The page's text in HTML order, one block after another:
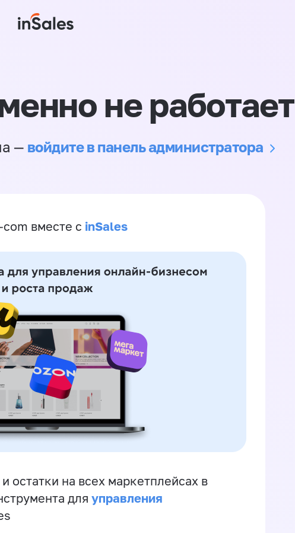
не работает
— войдите в панель администратора
com вместе с inSales
остатки на всех маркетплейсах в
для управления